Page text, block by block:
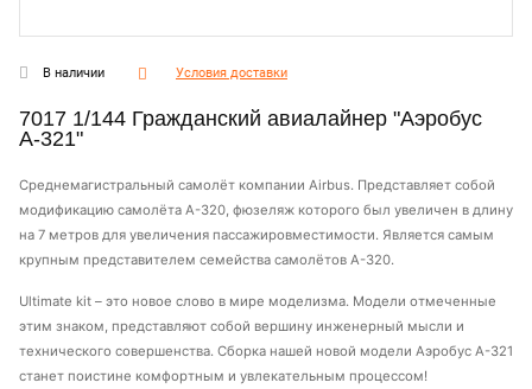
В наличии Условия доставки
7017 1/144 Гражданский авиалайнер "Аэробус
А-321"
Среднемагистральный самолёт компании Airbus. Представляет собой
модификацию самолёта A-320, фюзеляж которого был увеличен в длину
на 7 метров для увеличения пассажировместимости. Является самым
крупным представителем семейства самолётов A-320.
Ultimate kit – это новое слово в мире моделизма. Модели отмеченные
этим знаком, представляют собой вершину инженерный мысли и
технического совершенства. Сборка нашей новой модели Аэробус А-321
станет поистине комфортным и увлекательным процессом!